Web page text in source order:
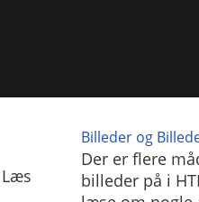
Billeder og
Der er flere
billeder på i